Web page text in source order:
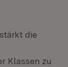
die
Klassen zu